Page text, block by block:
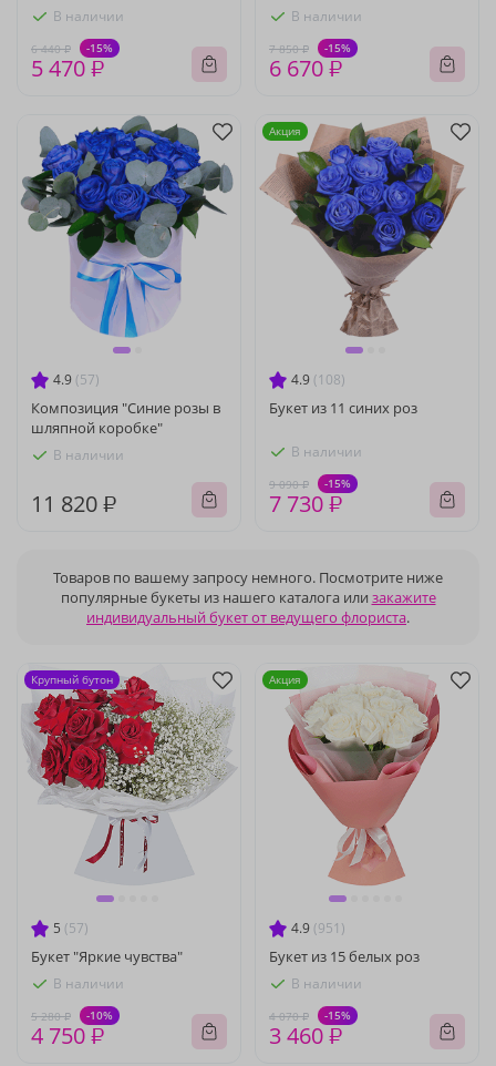
В наличии
6 440 ₽ -15%
5 470 ₽
В наличии
7 850 ₽ -15%
6 670 ₽
4.9 (57)
Композиция "Синие розы в
шляпной коробке"
В наличии
11 820 ₽
4.9 (108)
Букет из 11 синих роз
В наличии
9 090 ₽ -15%
7 730 ₽
Акция
Товаров по вашему запросу немного. Посмотрите ниже
популярные букеты из нашего каталога или закажите
индивидуальный букет от ведущего флориста.
5 (57)
Букет "Яркие чувства"
В наличии
5 280 ₽ -10%
4 750 ₽
Крупный бутон
4.9 (951)
Букет из 15 белых роз
В наличии
4 070 ₽ -15%
3 460 ₽
Акция